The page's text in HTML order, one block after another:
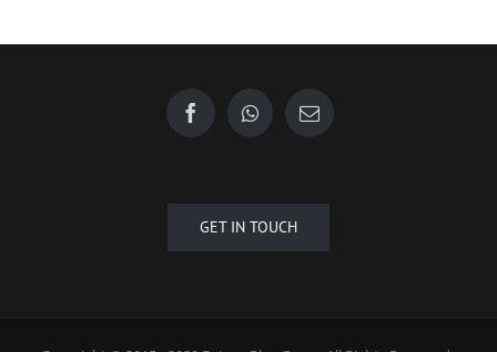
GET IN TOUCH